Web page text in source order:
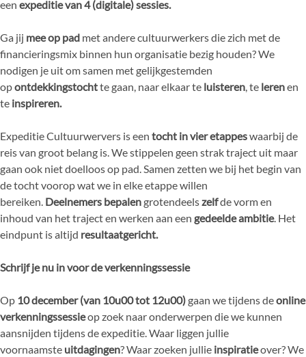
een expeditie van 4 (digitale) sessies.
Ga jij mee op pad met andere cultuurwerkers die zich met de
financieringsmix binnen hun organisatie bezig houden? We
nodigen je uit om samen met gelijkgestemden
opontdekkingstochtte gaan, naar elkaar te luisteren, te lerenen
te inspireren.
Expeditie Cultuurwervers is een tocht in vier etappeswaarbij de
reis van groot belang is. We stippelen geen strak traject uit maar
gaan ook niet doelloos op pad. Samen zetten we bij het begin van
de tocht voorop wat we in elke etappe willen
bereiken. Deelnemers bepalengrotendeelszelfde vorm en
inhoud van het traject en werken aan een gedeelde ambitie. Het
eindpunt is altijd resultaatgericht.
Schrijf je nu in voor de verkenningssessie
Op 10 december (van 10u00 tot 12u00)gaan we tijdens deonline
verkenningssessieop zoek naar onderwerpen die we kunnen
aansnijden tijdens de expeditie. Waar liggen jullie
voornaamste uitdagingen? Waar zoeken jullie inspiratieover? We